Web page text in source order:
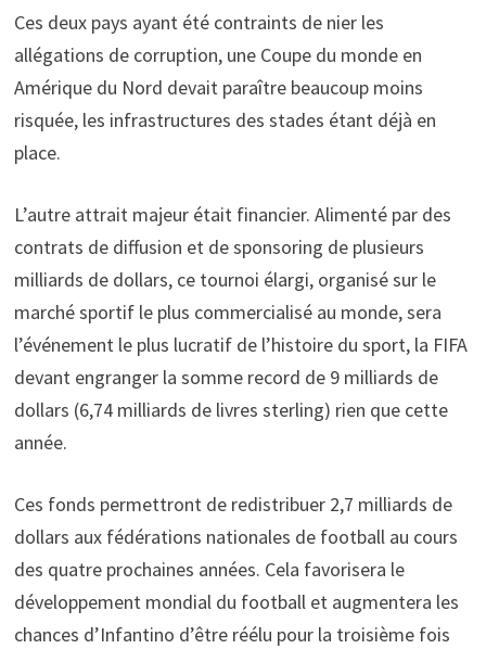
Ces deux pays ayant été contraints de nier les
allégations de corruption, une Coupe du monde en
Amérique du Nord devait paraître beaucoup moins
risquée, les infrastructures des stades étant déjà en
place.
L’autre attrait majeur était financier. Alimenté par des
contrats de diffusion et de sponsoring de plusieurs
milliards de dollars, ce tournoi élargi, organisé sur le
marché sportif le plus commercialisé au monde, sera
l’événement le plus lucratif de l’histoire du sport, la FIFA
devant engranger la somme record de 9 milliards de
dollars (6,74 milliards de livres sterling) rien que cette
année.
Ces fonds permettront de redistribuer 2,7 milliards de
dollars aux fédérations nationales de football au cours
des quatre prochaines années. Cela favorisera le
développement mondial du football et augmentera les
chances d’Infantino d’être réélu pour la troisième fois